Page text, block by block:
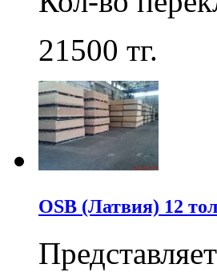
21500 тг.
OSB (Латвия) 12